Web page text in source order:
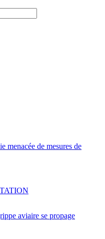
menacée de mesures de
aviaire se propage